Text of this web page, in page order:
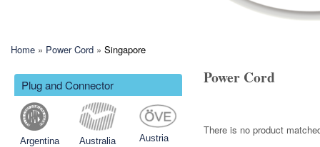
現在地
Home » Power Cord » Singapore
Power Cord
There is no product
Plug and Connector
Argentina Australia Austria